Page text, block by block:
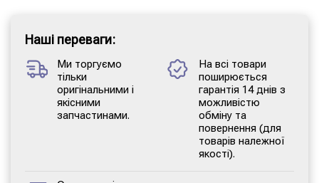
Наші переваги:
Ми торгуємо
тільки
оригінальними і
якісними
запчастинами.
На всі товари
поширюється
гарантія 14 днів з
можливістю
обміну та
повернення (для
товарів належної
якості).